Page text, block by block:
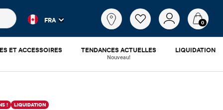
populaires et les résultats de produits au fur et à
FRA 0
ET ACCESSOIRES TENDANCES ACTUELLES
Nouveau!
LIQUIDATION
! LIQUIDATION